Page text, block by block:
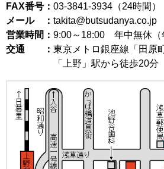
FAX番号： 03-3841-3934（24時間）
メール ： takita@butsudanya.co.jp
営業時間： 9:00～18:00 年中無休（
交通 ： 東京メトロ銀座線「田原
「上野」駅から徒歩20